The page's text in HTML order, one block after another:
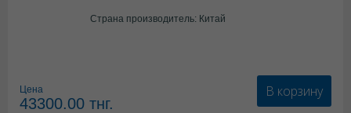
Страна производитель: Китай
Цена
43300.00 тнг.
В корзину